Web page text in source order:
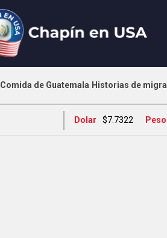
Comida de Guatemala Historias de
Dolar $7.7322